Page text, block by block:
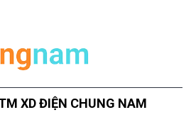
XD ĐIỆN CHUNG NAM